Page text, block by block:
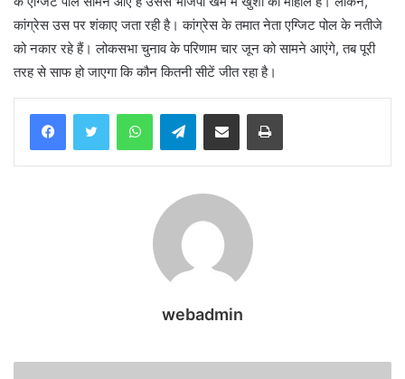
कांग्रेस उस पर शंकाए जता रही है। कांग्रेस के तमात नेता एग्जिट पोल के नतीजे
को नकार रहे हैं। लोकसभा चुनाव के परिणाम चार जून को सामने आएंगे, तब पूरी
तरह से साफ हो जाएगा कि कौन कितनी सीटें जीत रहा है।
WhatsAppTelegramShare via Email Print
webadmin